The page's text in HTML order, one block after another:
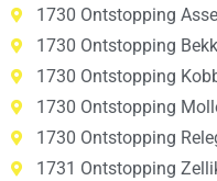
1730 Ontstopping Asse
1730 Ontstopping
1730 Ontstopping
1730 Ontstopping
1730 Ontstopping
1731 Ontstopping